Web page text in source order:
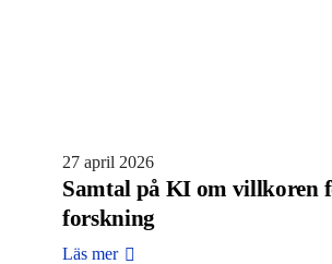
27 april 2026
Samtal på KI om villkoren
forskning
Läs mer